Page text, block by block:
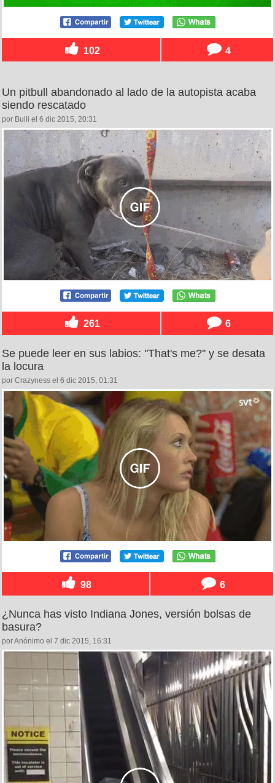
102 4
Un pitbull abandonado al lado de la autopista acaba
siendo rescatado
por Bulli el 6 dic 2015, 20:31
261 6
Se puede leer en sus labios: ''That's me?'' y se desata
la locura
por Crazyness el 6 dic 2015, 01:31
98 6
¿Nunca has visto Indiana Jones, versión bolsas de
basura?
por Anónimo el 7 dic 2015, 16:31